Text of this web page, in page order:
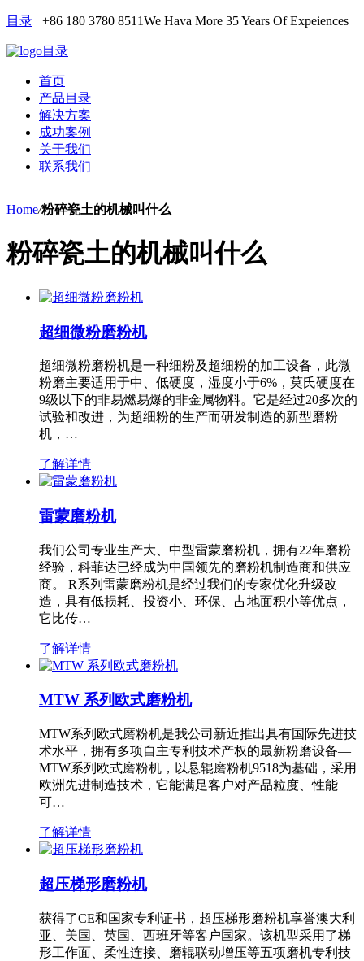
目录 +86 180 3780 8511We Hava More 35 Years Of Expeiences
目录
首页
产品目录
解决方案
成功案例
关于我们
联系我们
Home/粉碎瓷土的机械叫什么
粉碎瓷土的机械叫什么
超细微粉磨粉机
超细微粉磨粉机是一种细粉及超细粉的加工设备，此微
粉磨主要适用于中、低硬度，湿度小于6%，莫氏硬度在
9级以下的非易燃易爆的非金属物料。它是经过20多次的
试验和改进，为超细粉的生产而研发制造的新型磨粉
机，…
了解详情
雷蒙磨粉机
我们公司专业生产大、中型雷蒙磨粉机，拥有22年磨粉
经验，科菲达已经成为中国领先的磨粉机制造商和供应
商。 R系列雷蒙磨粉机是经过我们的专家优化升级改
造，具有低损耗、投资小、环保、占地面积小等优点，
它比传…
了解详情
MTW 系列欧式磨粉机
MTW系列欧式磨粉机是我公司新近推出具有国际先进技
术水平，拥有多项自主专利技术产权的最新粉磨设备—
MTW系列欧式磨粉机，以悬辊磨粉机9518为基础，采用
欧洲先进制造技术，它能满足客户对产品粒度、性能
可…
了解详情
超压梯形磨粉机
获得了CE和国家专利证书，超压梯形磨粉机享誉澳大利
亚、美国、英国、西班牙等客户国家。该机型采用了梯
形工作面、柔性连接、磨辊联动增压等五项磨机专利技